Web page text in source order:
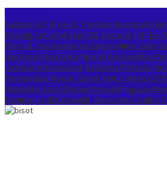
Sambut HUT RI ke-81, Pemdes Muarabakti
Royong Cat Jembatan CBLSemarak HUT ke-
RI ke-81, Kecamatan Kedungwaringin Gelar
dan Kreasi Bea Cukai Ngurah Rai Gagalkan
Jaringan InternasionalSatlantas Polresta
Pengendara Mogok, Derek Motor Hingga
Mandalika Sorot Dugaan Penyalahgunaan
Perumahan di Karawang, Berpotensi Sanksi